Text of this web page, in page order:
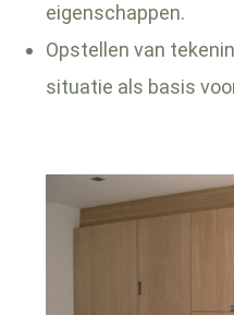
eigenschappen.
Opstellen van
situatie als basis